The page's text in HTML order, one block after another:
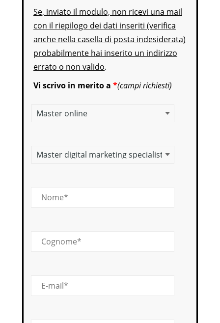
Se, inviato il modulo, non ricevi una mail
con il riepilogo dei dati inseriti (verifica
anche nella casella di posta indesiderata)
probabilmente hai inserito un indirizzo
errato o non valido.
Vi scrivo in merito a *(campi richiesti)